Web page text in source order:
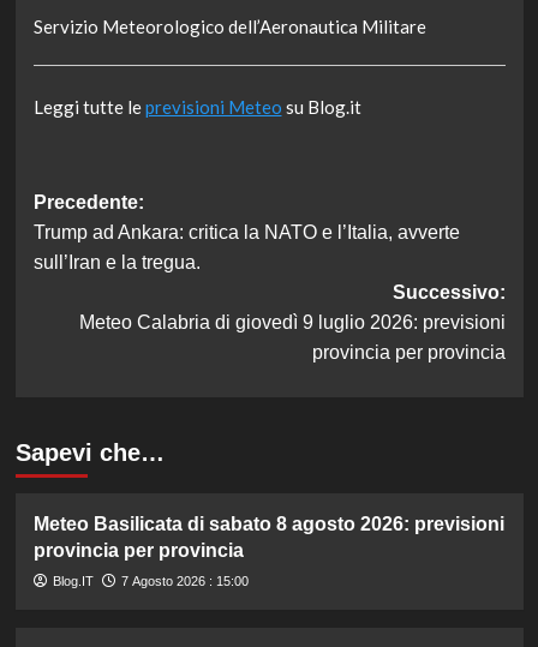
Servizio Meteorologico dell’Aeronautica Militare
Leggi tutte leprevisioni Meteo su Blog.it
Navigazione
articolo
Precedente:
Trump ad Ankara: critica la NATO e l’Italia, avverte
sull’Iran e la tregua.
Successivo:
Meteo Calabria di giovedì 9 luglio 2026: previsioni
provincia per provincia
Sapevi che…
Meteo Basilicata di sabato 8 agosto 2026: previsioni
provincia per provincia
Blog.IT 7 Agosto 2026 : 15:00